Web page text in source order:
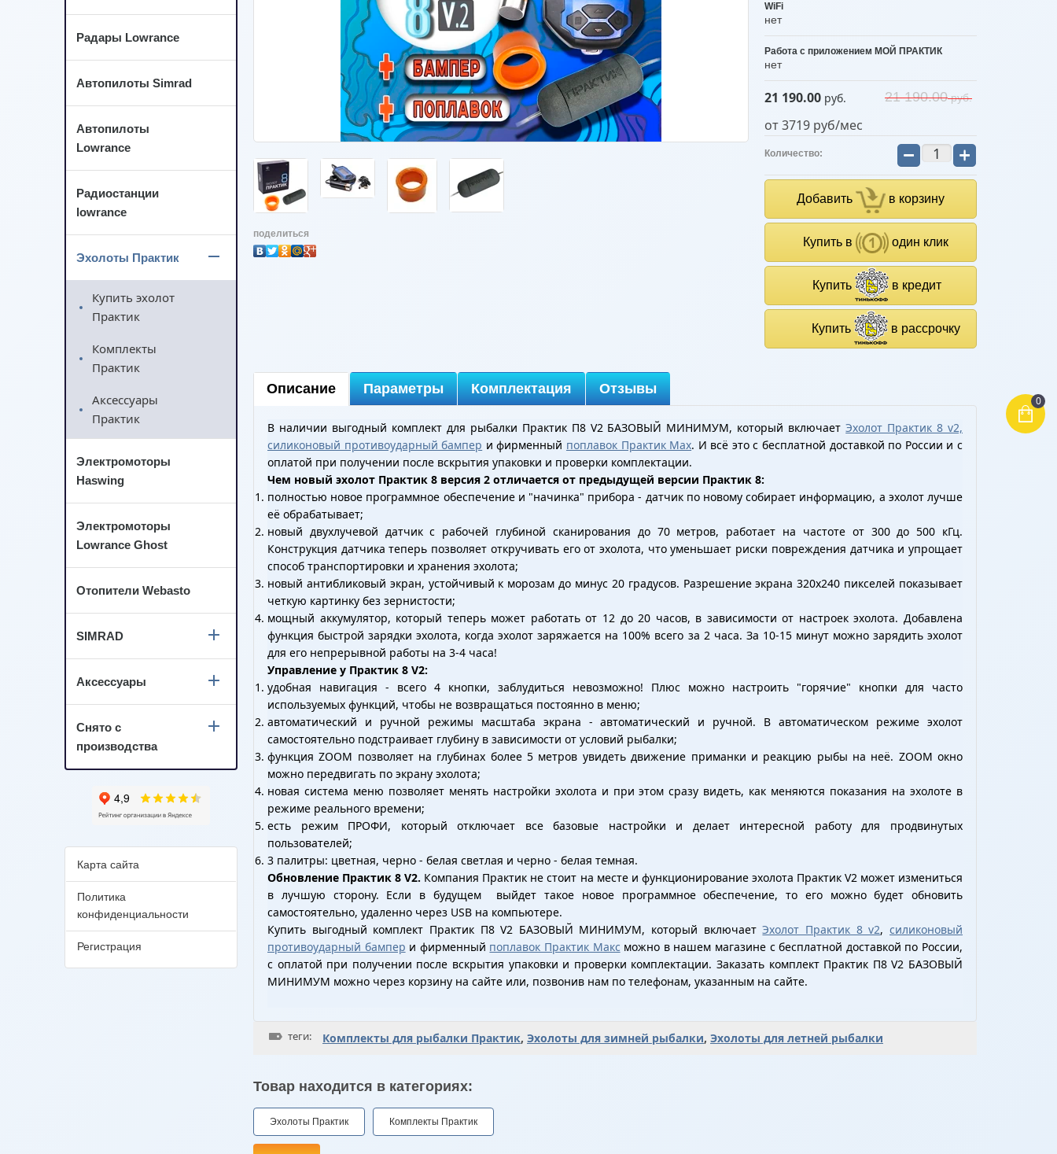
0
поделиться
WiFi
нет
Работа с приложением МОЙ ПРАКТИК
нет
21 190.00 руб. 21 190.00руб.
от 3719 руб/мес
Количество: − +
Добавить в корзину
Купить в один клик
Купить в кредит
Купить в рассрочку
Описание Параметры Комплектация Отзывы
В наличии выгодный комплект для рыбалки Практик П8 V2 БАЗОВЫЙ МИНИМУМ, который включаетЭхолот Практик 8 v2,
силиконовый противоударный бампер и фирменный поплавок Практик Max. И всё это с бесплатной доставкой по России и с
оплатой при получении после вскрытия упаковки и проверки комплектации.
Чем новый эхолот Практик 8 версия 2 отличается от предыдущей версии Практик 8:
полностью новое программное обеспечение и "начинка" прибора - датчик по новому собирает информацию, а эхолот лучше
её обрабатывает;
новый двухлучевой датчик с рабочей глубиной сканирования до 70 метров, работает на частоте от 300 до 500 кГц.
Конструкция датчика теперь позволяет откручивать его от эхолота, что уменьшает риски повреждения датчика и упрощает
способ транспортировки и хранения эхолота;
новый антибликовый экран, устойчивый к морозам до минус 20 градусов. Разрешение экрана 320х240 пикселей показывает
четкую картинку без зернистости;
мощный аккумулятор, который теперь может работать от 12 до 20 часов, в зависимости от настроек эхолота. Добавлена
функция быстрой зарядки эхолота, когда эхолот заряжается на 100% всего за 2 часа. За 10-15 минут можно зарядить эхолот
для его непрерывной работы на 3-4 часа!
Управление у Практик 8 V2:
удобная навигация - всего 4 кнопки, заблудиться невозможно! Плюс можно настроить "горячие" кнопки для часто
используемых функций, чтобы не возвращаться постоянно в меню;
автоматический и ручной режимы масштаба экрана - автоматический и ручной. В автоматическом режиме эхолот
самостоятельно подстраивает глубину в зависимости от условий рыбалки;
функция ZOOM позволяет на глубинах более 5 метров увидеть движение приманки и реакцию рыбы на неё. ZOOM окно
можно передвигать по экрану эхолота;
новая система меню позволяет менять настройки эхолота и при этом сразу видеть, как меняются показания на эхолоте в
режиме реального времени;
есть режим ПРОФИ, который отключает все базовые настройки и делает интересной работу для продвинутых
пользователей;
3 палитры: цветная, черно - белая светлая и черно - белая темная.
Обновление Практик 8 V2. Компания Практик не стоит на месте и функционирование эхолота Практик V2 может измениться
в лучшую сторону. Если в будущем выйдет такое новое программное обеспечение, то его можно будет обновить
самостоятельно, удаленно через USB на компьютере.
Купить выгодный комплект Практик П8 V2 БАЗОВЫЙ МИНИМУМ, который включаетЭхолот Практик 8 v2,силиконовый
противоударный бампер и фирменный поплавок Практик Макс можно в нашем магазине с бесплатной доставкой по России,
с оплатой при получении после вскрытия упаковки и проверки комплектации. Заказать комплект Практик П8 V2 БАЗОВЫЙ
МИНИМУМ можно через корзину на сайте или, позвонив нам по телефонам, указанным на сайте.
теги: Комплекты для рыбалки Практик, Эхолоты для зимней рыбалки, Эхолоты для летней рыбалки
Товар находится в категориях:
Эхолоты Практик Комплекты Практик
Радары Lowrance
Автопилоты Simrad
Автопилоты
Lowrance
Радиостанции
lowrance
Эхолоты Практик
Купить эхолот
Практик
Комплекты
Практик
Аксессуары
Практик
Электромоторы
Haswing
Электромоторы
Lowrance Ghost
Отопители Webasto
SIMRAD
Аксессуары
Снято с
производства
Карта сайта
Политика
конфиденциальности
Регистрация